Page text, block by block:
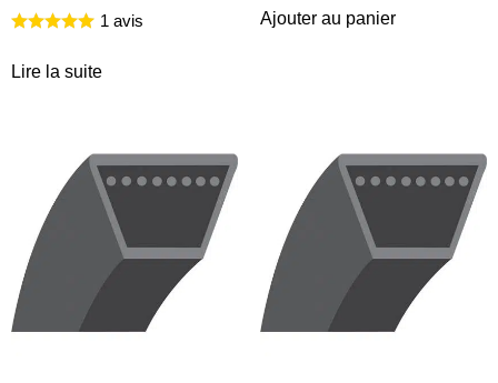
1 avis
Lire la suite
Ajouter au panier